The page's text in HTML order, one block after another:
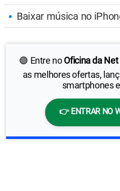
Baixar música no
🟢 Entre noOficina da
as melhores ofertas,
smartphones
👉 ENTRAR NO